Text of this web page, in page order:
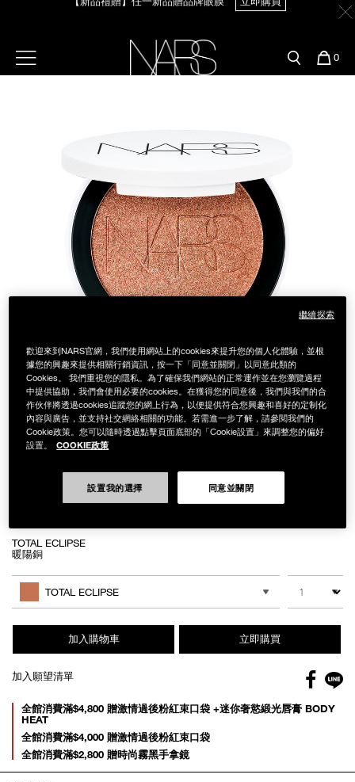
【8.6-8.9 限定】全館最高享14%回饋 立即購買
新客首購輸＜WELCOME＞享9折
選單"
您
0
預約金曲獎妝容
水光頰彩系列
試用送到家
新客專屬優惠
舊客回購禮遇
彩盤及禮盒組
彩妝專欄
Details
/zh/
NB000002284
裸光幻閃亮采餅
NT$1,500
TOTAL ECLIPSE
暖陽銅
to
cart
Actions
其他色系
TOTAL ECLIPSE
數量
加入購物車 立即購買
加入願望清單
Promotions
全館消費滿$4,800 贈激情過後粉紅束口袋 +迷你奢慾緞光唇膏 BODY
HEAT
全館消費滿$4,000 贈激情過後粉紅束口袋
全館消費滿$2,800 贈時尚霧黑手拿鏡
歡迎來到NARS官網，我們使用網站上的cookies來提升您的個人化體驗，並根
據您的興趣來提供相關行銷資訊，按一下「同意並關閉」以同意此類的
Cookies。 我們重視您的隱私。為了確保我們網站的正常運作並在您瀏覽過程
中提供協助，我們會使用必要的cookies。在獲得您的同意後，我們與我們的合
作伙伴將透過cookies追蹤您的網上行為，以便提供符合您興趣和喜好的定制化
內容與廣告，並支持社交網絡相關的功能。若需進一步了解，請參閱我們的
Cookie政策。您可以隨時透過點擊頁面底部的「Cookie設置」來調整您的偏好
設置。
COOKIE政策
設置我的選擇 同意並關閉
繼續探索